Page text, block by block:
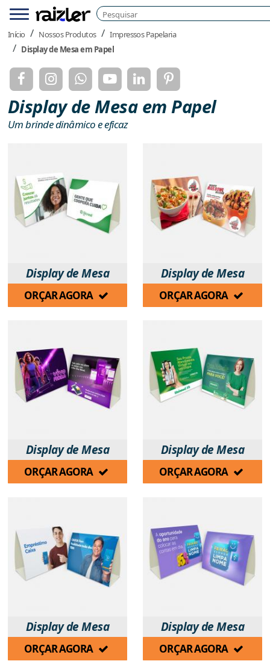
Menu Pesquisar
Início Nossos Produtos
Impressos Papelaria
Display de Mesa em Papel
Display de Mesa em Papel
Um brinde dinâmico e eficaz
Display de Mesa
ORÇAR AGORA
Display de Mesa
ORÇAR AGORA
Display de Mesa
ORÇAR AGORA
Display de Mesa
ORÇAR AGORA
Display de Mesa
ORÇAR AGORA
Display de Mesa
ORÇAR AGORA